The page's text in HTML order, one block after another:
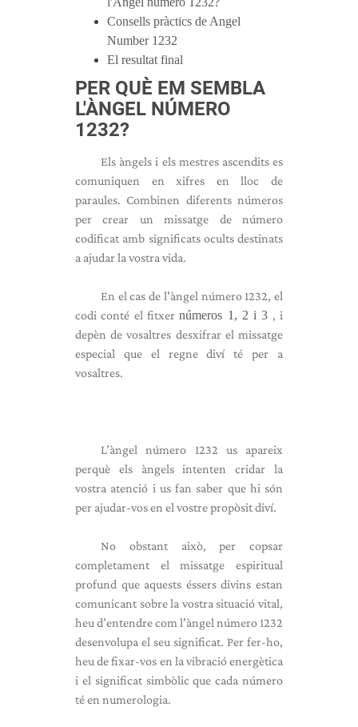
Consells pràctics de Angel
Number 1232
El resultat final
PER QUÈ EM SEMBLA
L'ÀNGEL NÚMERO
1232?
Els àngels i els mestres ascendits es
comuniquen en xifres en lloc de
paraules. Combinen diferents números
per crear un missatge de número
codificat amb significats ocults destinats
a ajudar la vostra vida.
En el cas de l'àngel número 1232, el
codi conté el fitxernúmeros 1, 2 i 3 , i
depèn de vosaltres desxifrar el missatge
especial que el regne diví té per a
vosaltres.
L’àngel número 1232 us apareix
perquè els àngels intenten cridar la
vostra atenció i us fan saber que hi són
per ajudar-vos en el vostre propòsit diví.
No obstant això, per copsar
completament el missatge espiritual
profund que aquests éssers divins estan
comunicant sobre la vostra situació vital,
heu d’entendre com l’àngel número 1232
desenvolupa el seu significat. Per fer-ho,
heu de fixar-vos en la vibració energètica
i el significat simbòlic que cada número
té en numerologia.